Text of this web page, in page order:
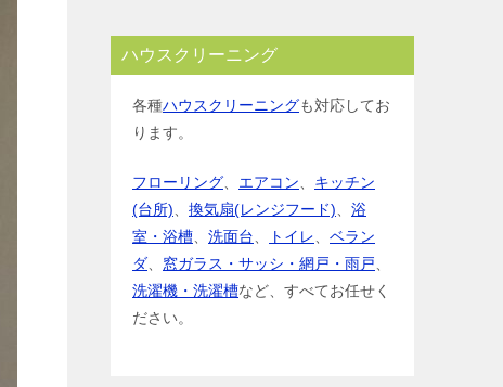
ハウスクリーニング
各種ハウスクリーニングも対応してお
ります。
フローリング エアコン
キッチン
(台所)
換気扇(レンジフード)
浴
室・浴槽
洗面台 トイレ
ベラン
ダ
窓ガラス・サッシ・網戸・雨戸
洗濯機・洗濯槽など、すべてお任せく
ださい。